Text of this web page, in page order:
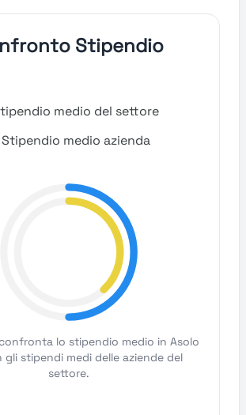
Stipendio
medio del settore
Stipendio medio azienda
lo stipendio medio in Asolo
gli stipendi medi delle aziende del
settore.